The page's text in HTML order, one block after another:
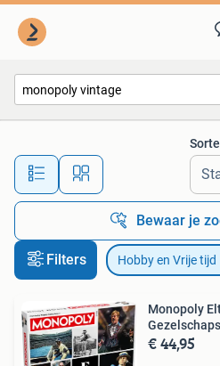
Alle
Bewaar je
Filters Hobby en Vrije tijd
Monopoly
€ 44,95